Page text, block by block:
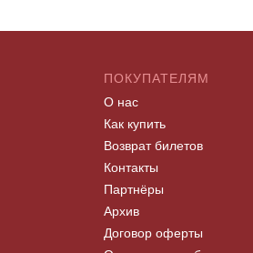
ПОКУПАТЕЛЯМ
О нас
Как купить
Возврат билетов
Контакты
Партнёры
Архив
Договор оферты